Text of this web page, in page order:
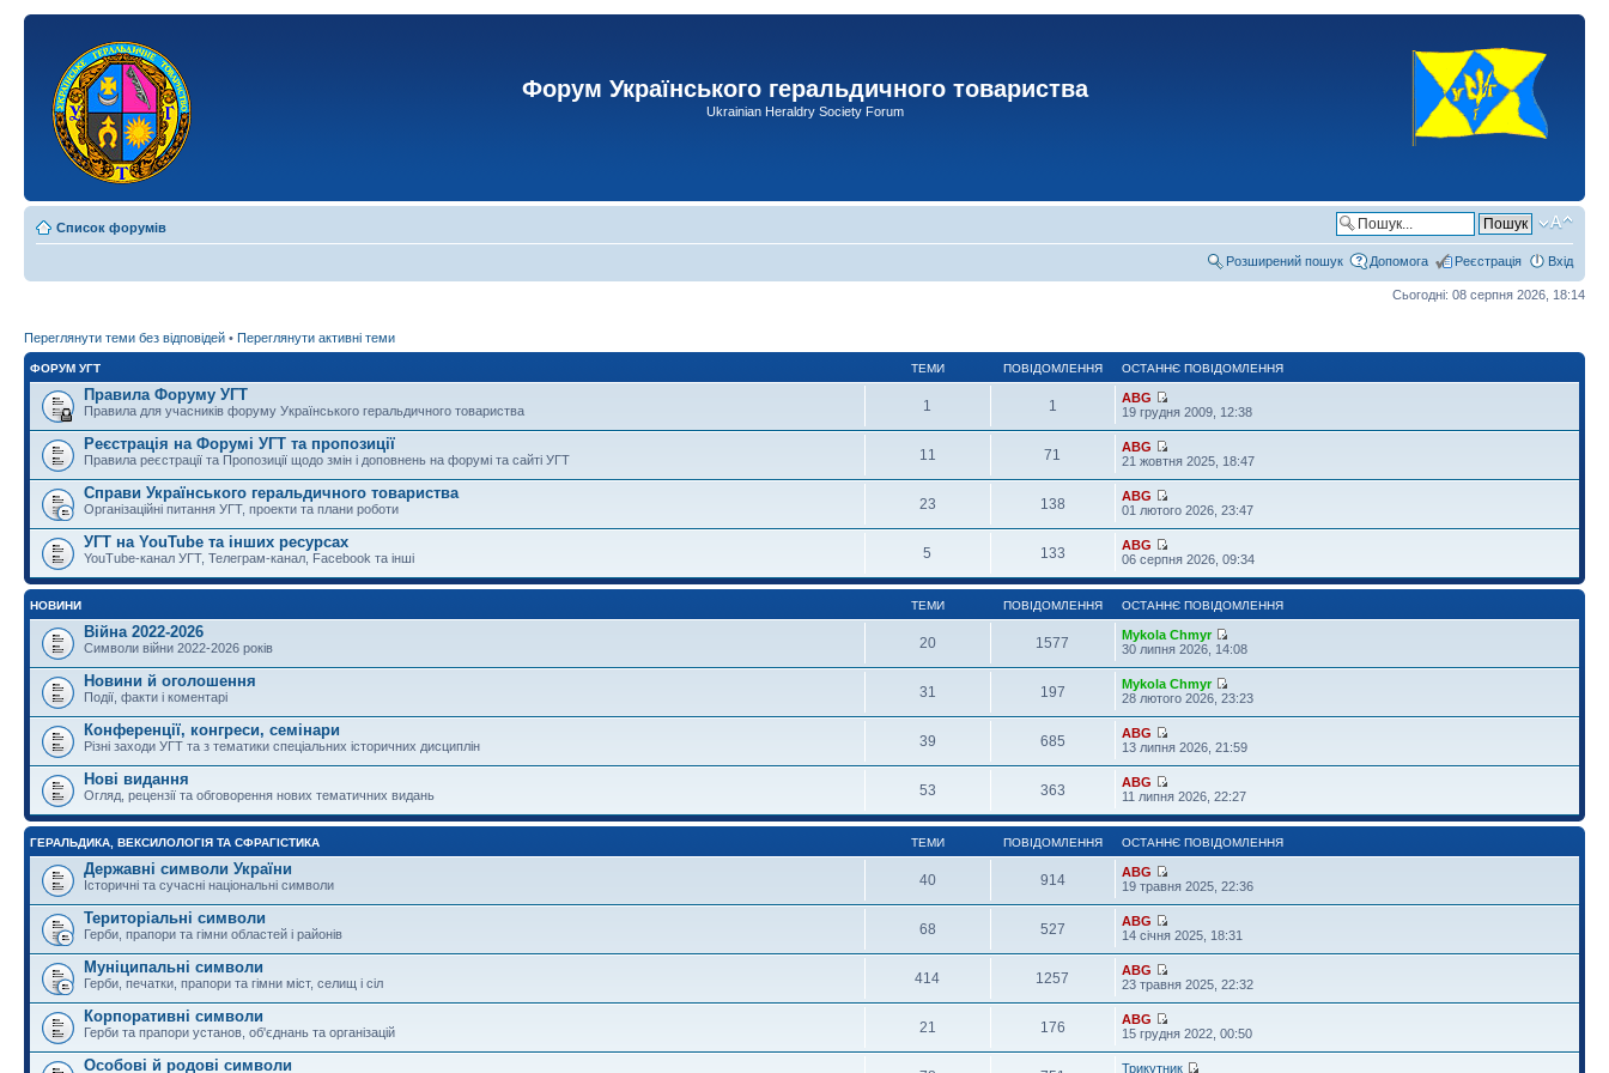
Форум Українського геральдичного товариства
Ukrainian Heraldry Society Forum
Список форумів
Розширений пошук Допомога Реєстрація Вхід
Сьогодні: 08 серпня 2026, 18:14
Переглянути теми без відповідей • Переглянути активні теми
ФОРУМ УГТ ТЕМИ ПОВІДОМЛЕННЯ ОСТАННЄ ПОВІДОМЛЕННЯ
Правила Форуму УГТ
Правила для учасників форуму Українського геральдичного товариства 1 1
ABG
19 грудня 2009, 12:38
Реєстрація на Форумі УГТ та пропозиції
Правила реєстрації та Пропозиції щодо змін і доповнень на форумі та сайті УГТ 11 71
ABG
21 жовтня 2025, 18:47
Справи Українського геральдичного товариства
Організаційні питання УГТ, проекти та плани роботи 23 138
ABG
01 лютого 2026, 23:47
УГТ на YouTube та інших ресурсах
YouTube-канал УГТ, Телеграм-канал, Facebook та інші 5 133
ABG
06 серпня 2026, 09:34
НОВИНИ ТЕМИ ПОВІДОМЛЕННЯ ОСТАННЄ ПОВІДОМЛЕННЯ
Війна 2022-2026
Символи війни 2022-2026 років 20 1577
Mykola Chmyr
30 липня 2026, 14:08
Новини й оголошення
Події, факти і коментарі 31 197
Mykola Chmyr
28 лютого 2026, 23:23
Конференції, конгреси, семінари
Різні заходи УГТ та з тематики спеціальних історичних дисциплін 39 685
ABG
13 липня 2026, 21:59
Нові видання
Огляд, рецензії та обговорення нових тематичних видань 53 363
ABG
11 липня 2026, 22:27
ГЕРАЛЬДИКА, ВЕКСИЛОЛОГІЯ ТА СФРАГІСТИКА ТЕМИ ПОВІДОМЛЕННЯ ОСТАННЄ ПОВІДОМЛЕННЯ
Державні символи України
Історичні та сучасні національні символи 40 914
ABG
19 травня 2025, 22:36
Територіальні символи
Герби, прапори та гімни областей і районів 68 527
ABG
14 січня 2025, 18:31
Муніципальні символи
Герби, печатки, прапори та гімни міст, селищ і сіл 414 1257
ABG
23 травня 2025, 22:32
Корпоративні символи
Герби та прапори установ, об'єднань та організацій 21 176
ABG
15 грудня 2022, 00:50
Особові й родові символи Трикутник